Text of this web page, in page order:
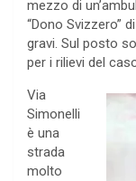
mezzo di
“Dono Svizzero”
gravi. Sul posto
per i rilievi del
Via
Simonelli
è una
strada
molto